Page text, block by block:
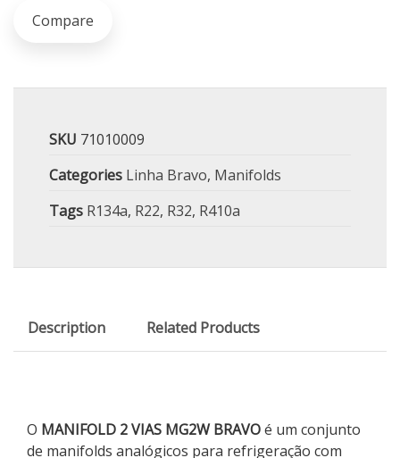
Compare
SKU 71010009
Categories Linha Bravo, Manifolds
Tags R134a, R22, R32, R410a
Description Related Products
O MANIFOLD 2 VIAS MG2W BRAVOé um conjunto
de manifolds analógicos para refrigeração com